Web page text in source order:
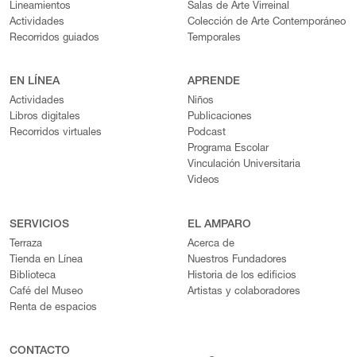
Lineamientos
Actividades
Recorridos guiados
Salas de Arte Virreinal
Colección de Arte Contemporáneo
Temporales
EN LÍNEA
Actividades
Libros digitales
Recorridos virtuales
APRENDE
Niños
Publicaciones
Podcast
Programa Escolar
Vinculación Universitaria
Videos
SERVICIOS
Terraza
Tienda en Línea
Biblioteca
Café del Museo
Renta de espacios
EL AMPARO
Acerca de
Nuestros Fundadores
Historia de los edificios
Artistas y colaboradores
CONTACTO